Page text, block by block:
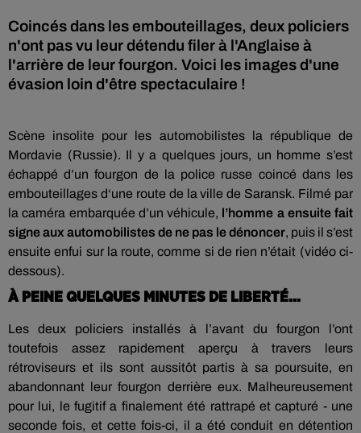
Coincés dans les embouteillages, deux policiers
n'ont pas vu leur détendu filer à l'Anglaise à
l'arrière de leur fourgon. Voici les images d'une
évasion loin d'être spectaculaire !
Scène insolite pour les automobilistes la république de
Mordavie (Russie). Il y a quelques jours, un homme s’est
échappé d’un fourgon de la police russe coincé dans les
embouteillages d‘une route de la ville de Saransk. Filmé par
la caméra embarquée d’un véhicule, l’homme a ensuite fait
signe aux automobilistes de ne pas le dénoncer, puis il s’est
ensuite enfui sur la route, comme si de rien n’était (vidéo ci-
dessous).
À PEINE QUELQUES MINUTES DE LIBERTÉ…
Les deux policiers installés à l’avant du fourgon l’ont
toutefois assez rapidement aperçu à travers leurs
rétroviseurs et ils sont aussitôt partis à sa poursuite, en
abandonnant leur fourgon derrière eux. Malheureusement
pour lui, le fugitif a finalement été rattrapé et capturé - une
seconde fois, et cette fois-ci, il a été conduit en détention